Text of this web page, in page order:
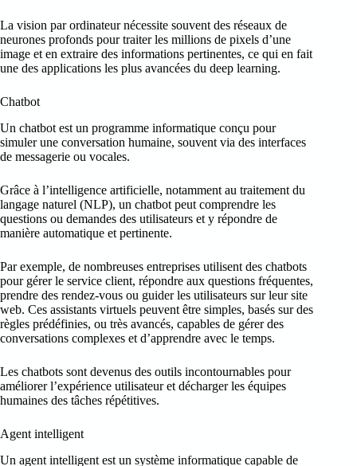
La vision par ordinateur nécessite souvent des réseaux de
neurones profonds pour traiter les millions de pixels d’une
image et en extraire des informations pertinentes, ce qui en fait
une des applications les plus avancées du deep learning.
Chatbot
Un chatbot est un programme informatique conçu pour
simuler une conversation humaine, souvent via des interfaces
de messagerie ou vocales.
Grâce à l’intelligence artificielle, notamment au traitement du
langage naturel (NLP), un chatbot peut comprendre les
questions ou demandes des utilisateurs et y répondre de
manière automatique et pertinente.
Par exemple, de nombreuses entreprises utilisent des chatbots
pour gérer le service client, répondre aux questions fréquentes,
prendre des rendez-vous ou guider les utilisateurs sur leur site
web. Ces assistants virtuels peuvent être simples, basés sur des
règles prédéfinies, ou très avancés, capables de gérer des
conversations complexes et d’apprendre avec le temps.
Les chatbots sont devenus des outils incontournables pour
améliorer l’expérience utilisateur et décharger les équipes
humaines des tâches répétitives.
Agent intelligent
Un agent intelligent est un système informatique capable de